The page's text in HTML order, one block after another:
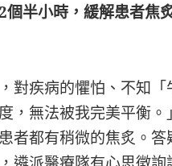
個半小時，緩解患者焦
疾病的懼怕、不知「
，無法被我完美平衡
者都有稍微的焦炙。